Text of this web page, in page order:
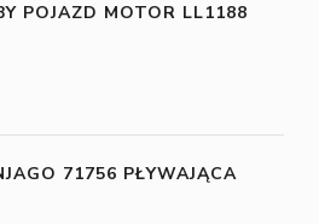
POJAZD MOTOR LL1188
71756 PŁYWAJĄCA